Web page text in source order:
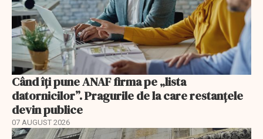
Când îți pune ANAF firma pe „lista
datornicilor”. Pragurile de la care restanțele
devin publice
07 AUGUST 2026